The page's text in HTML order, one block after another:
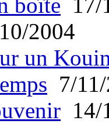
2004
un
7/
14/